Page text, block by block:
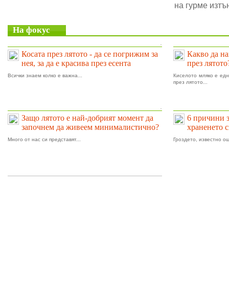
на гурме
На фокус
Косата през лятото - да се погрижим за
нея, за да е красива през есента
Всички знаем колко е важна...
Какво да
през
Киселото мляко е
през лятото...
Защо лятото е най-добрият момент да
започнем да живеем минималистично?
Много от нас си представят...
6 причини
храненето
Гроздето, известно